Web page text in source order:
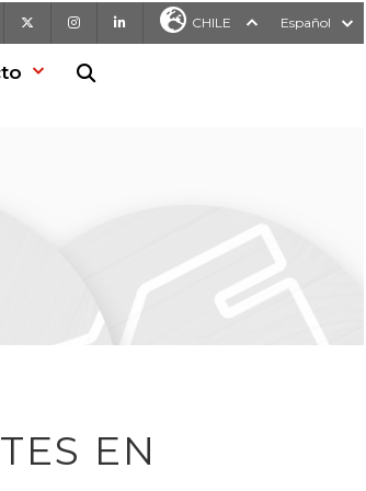
InstagramLinkedIn CHILE Español
EN